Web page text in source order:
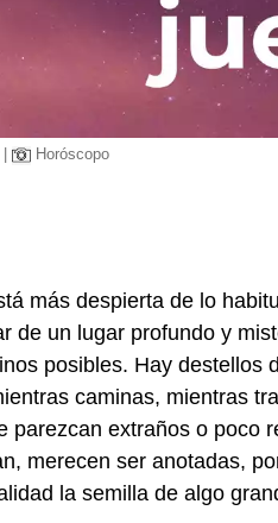
Horóscopo
más despierta de lo
de un lugar profundo y
posibles. Hay destellos
caminas, mientras
parezcan extraños o poco
merecen ser anotadas,
la semilla de algo